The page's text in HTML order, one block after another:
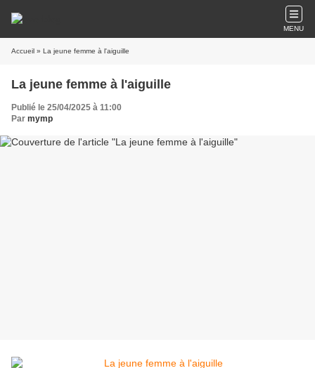
MENU
Accueil » La jeune femme à l'aiguille
La jeune femme à l'aiguille
Publié le 25/04/2025 à 11:00
Par mymp